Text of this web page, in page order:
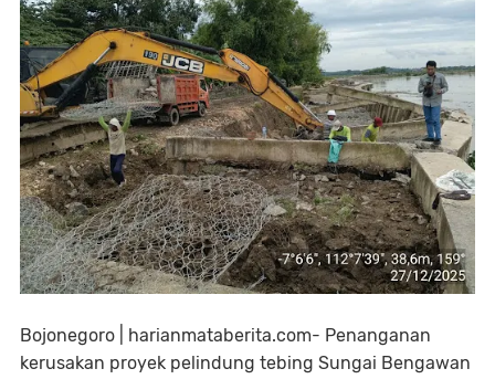
Bojonegoro | harianmataberita.com- Penanganan
kerusakan proyek pelindung tebing Sungai Bengawan